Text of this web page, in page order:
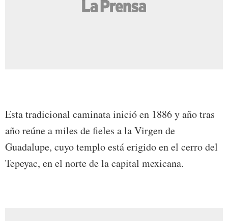
Esta tradicional caminata inició en 1886 y año tras
año reúne a miles de fieles a la Virgen de
Guadalupe, cuyo templo está erigido en el cerro del
Tepeyac, en el norte de la capital mexicana.